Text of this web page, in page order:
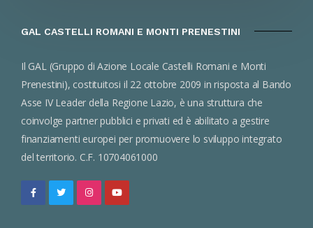
GAL CASTELLI ROMANI E MONTI PRENESTINI
Il GAL (Gruppo di Azione Locale Castelli Romani e Monti
Prenestini), costituitosi il 22 ottobre 2009 in risposta al Bando
Asse IV Leader della Regione Lazio, è una struttura che
coinvolge partner pubblici e privati ed è abilitato a gestire
finanziamenti europei per promuovere lo sviluppo integrato
del territorio. C.F. 10704061000